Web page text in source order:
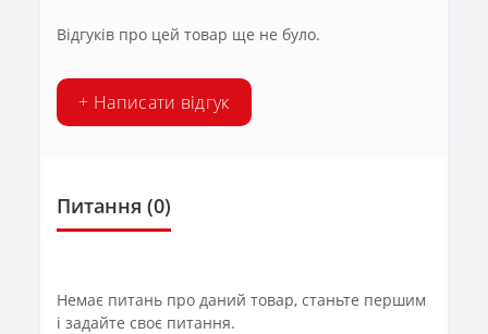
Відгуків про цей товар ще не було.
+ Написати відгук
Питання (0)
Немає питань про даний товар, станьте першим
і задайте своє питання.